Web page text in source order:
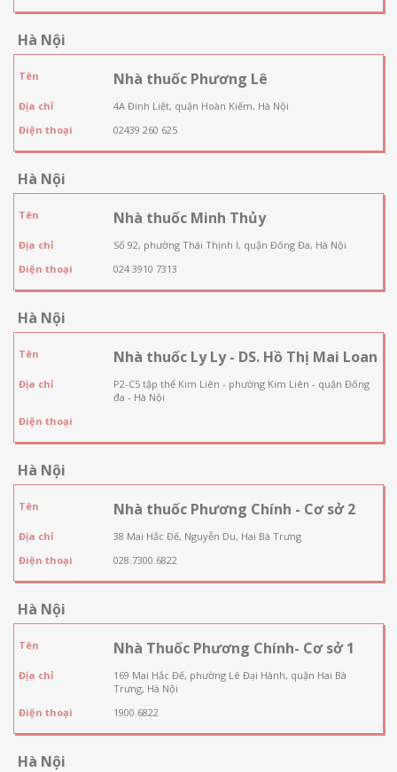
Hà Nội
Tên Nhà thuốc Phương Lê
Địa chỉ
4A Đinh Liệt, quận Hoàn Kiếm, Hà Nội
Điện thoại
02439 260 625
Hà Nội
Tên Nhà thuốc Minh Thủy
Địa chỉ
Số 92, phường Thái Thịnh I, quận Đống Đa, Hà Nội
Điện thoại
024 3910 7313
Hà Nội
Tên Nhà thuốc Ly Ly - DS. Hồ Thị Mai Loan
Địa chỉ
P2-C5 tập thể Kim Liên - phường Kim Liên - quận Đống
đa - Hà Nội
Điện thoại
Hà Nội
Tên Nhà thuốc Phương Chính - Cơ sở 2
Địa chỉ
38 Mai Hắc Đế, Nguyễn Du, Hai Bà Trưng
Điện thoại
028.7300.6822
Hà Nội
Tên Nhà Thuốc Phương Chính- Cơ sở 1
Địa chỉ
169 Mai Hắc Đế, phường Lê Đại Hành, quận Hai Bà
Trưng, Hà Nội
Điện thoại
1900.6822
Hà Nội